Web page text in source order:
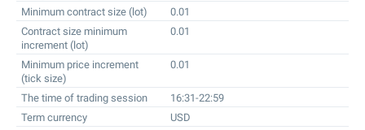
Minimum contract size (lot)
0.01
Contract size minimum
increment (lot)
0.01
Minimum price increment
(tick size)
0.01
The time of trading session
16:31-22:59
Term currency
USD